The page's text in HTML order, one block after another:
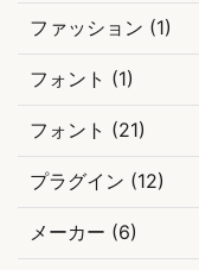
ファッション (1)
フォント (1)
フォント (21)
プラグイン (12)
メーカー (6)